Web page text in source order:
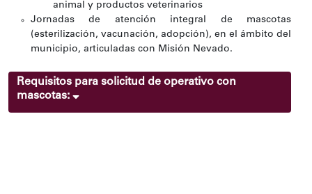
animal y productos veterinarios
Jornadas de atención integral de mascotas
(esterilización, vacunación, adopción), en el ámbito del
municipio, articuladas con Misión Nevado.
Requisitos para solicitud de operativo con
mascotas: